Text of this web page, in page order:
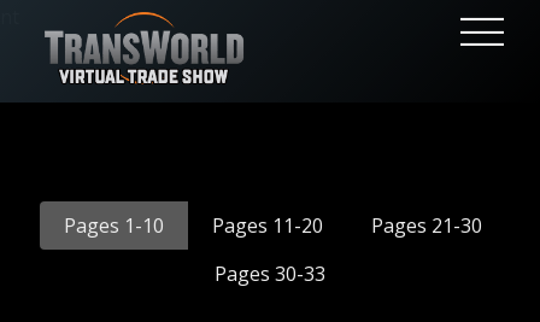
Pages 1-10 Pages 11-20
Pages 21-30
Pages 30-33